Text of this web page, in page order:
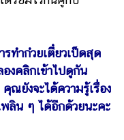
รทำก๋วยเตี๋ยวเป็ดสุด
งคลิกเข้าไปดูกัน
ณยังจะได้ความรู้เรื่อง
ลิน ๆ ได้อีกด้วยนะคะ